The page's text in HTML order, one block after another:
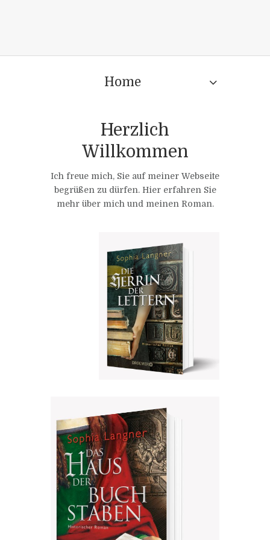
Home
Herzlich
Willkommen
Ich freue mich, Sie auf meiner Webseite
begrüßen zu dürfen. Hier erfahren Sie
mehr über mich und meinen Roman.